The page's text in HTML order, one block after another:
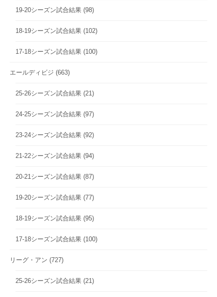
19-20シーズン試合結果 (98)
18-19シーズン試合結果 (102)
17-18シーズン試合結果 (100)
エールディビジ (663)
25-26シーズン試合結果 (21)
24-25シーズン試合結果 (97)
23-24シーズン試合結果 (92)
21-22シーズン試合結果 (94)
20-21シーズン試合結果 (87)
19-20シーズン試合結果 (77)
18-19シーズン試合結果 (95)
17-18シーズン試合結果 (100)
リーグ・アン (727)
25-26シーズン試合結果 (21)